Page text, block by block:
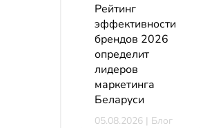
Рейтинг
эффективности
брендов 2026
определит
лидеров
маркетинга
Беларуси
05.08.2026 | Блог